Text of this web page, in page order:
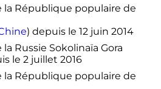
) depuis le 12 juin 2014
Sokolinaïa Gora
le 2 juillet 2016